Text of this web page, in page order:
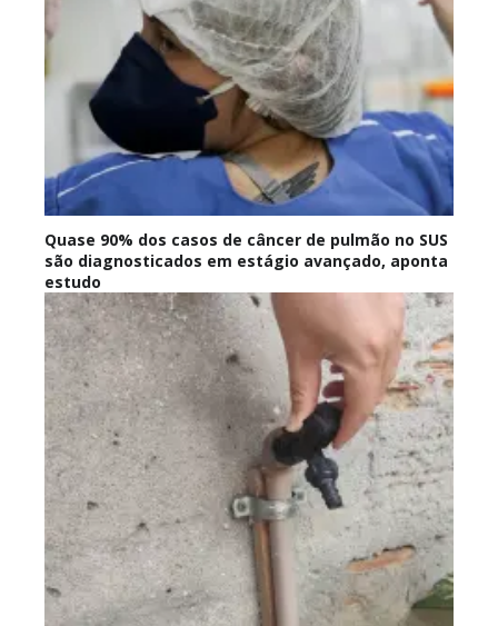
Quase 90% dos casos de câncer de pulmão no SUS
são diagnosticados em estágio avançado, aponta
estudo